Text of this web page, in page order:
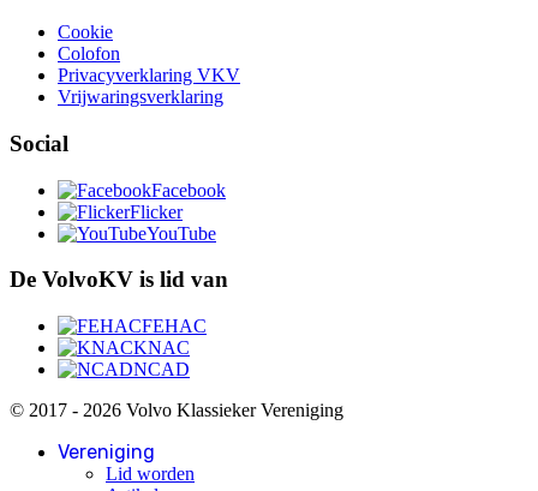
Cookie
Colofon
Privacyverklaring VKV
Vrijwaringsverklaring
Social
Facebook
Flicker
YouTube
De VolvoKV is lid van
FEHAC
KNAC
NCAD
© 2017 - 2026 Volvo Klassieker Vereniging
Vereniging
Lid worden